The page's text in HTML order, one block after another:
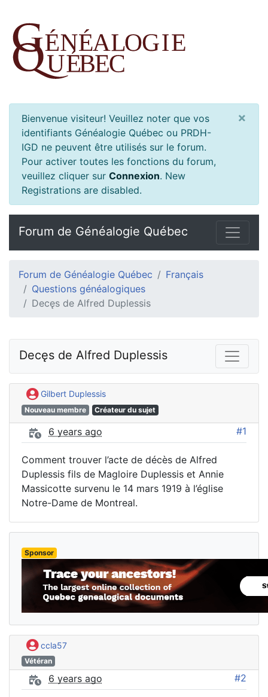
Bienvenue visiteur! Veuillez noter que vos
identifiants Généalogie Québec ou PRDH-
IGD ne peuvent être utilisés sur le forum.
Pour activer toutes les fonctions du forum,
veuillez cliquer sur Connexion. New
Registrations are disabled.
×
Forum de Généalogie Québec
Forum de Généalogie Québec
Français
Questions généalogiques
Decęs de Alfred Duplessis
Decęs de Alfred Duplessis
Gilbert Duplessis
Nouveau membre Créateur du sujet
6 years ago #1
Comment trouver l’acte de décès de Alfred
Duplessis fils de Magloire Duplessis et Annie
Massicotte survenu le 14 mars 1919 à l’église
Notre-Dame de Montreal.
Sponsor
ccla57
Vétéran
6 years ago #2